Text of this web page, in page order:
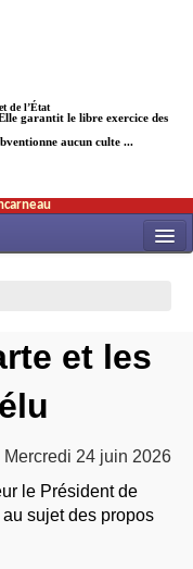
de l’État
garantit le libre exercice des
aucun culte ...
et les
Mercredi 24 juin 2026
le Président de
au sujet des propos